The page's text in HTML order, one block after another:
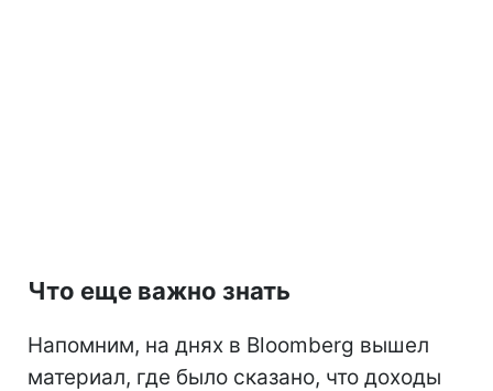
Что еще важно знать
Напомним, на днях в Bloomberg вышел
материал, где было сказано, что доходы